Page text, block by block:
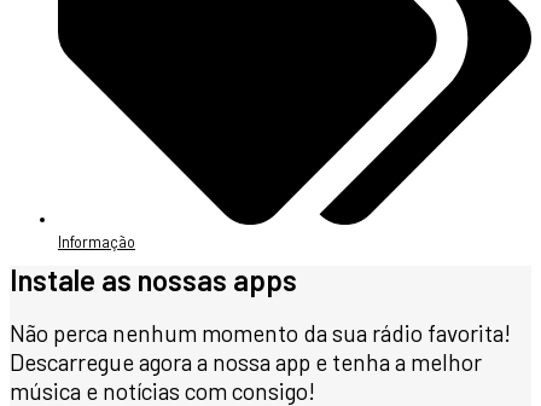
Informação
Instale as nossas apps
Não perca nenhum momento da sua rádio favorita!
Descarregue agora a nossa app e tenha a melhor
música e notícias com consigo!